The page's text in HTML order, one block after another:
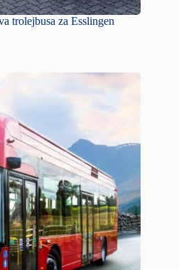
trolejbusa za Esslingen